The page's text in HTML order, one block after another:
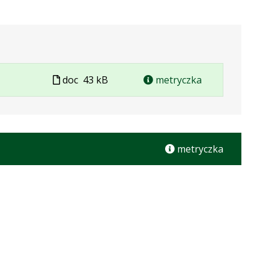
Plik
w
doc 43 kB metryczka
metryczka